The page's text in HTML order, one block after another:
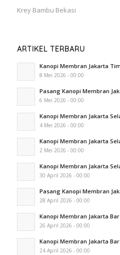
Krey Bambu Bekasi
ARTIKEL TERBARU
Kanopi Membran Jakarta
8 Mei 2026 - 00:00
Pasang Kanopi Membran
6 Mei 2026 - 00:00
Kanopi Membran Jakarta
4 Mei 2026 - 00:00
Kanopi Membran Jakarta
2 Mei 2026 - 00:00
Kanopi Membran Jakarta
30 April 2026 - 00:00
Pasang Kanopi Membran
28 April 2026 - 00:00
Kanopi Membran Jakarta
26 April 2026 - 00:00
Kanopi Membran Jakarta
24 April 2026 - 00:00